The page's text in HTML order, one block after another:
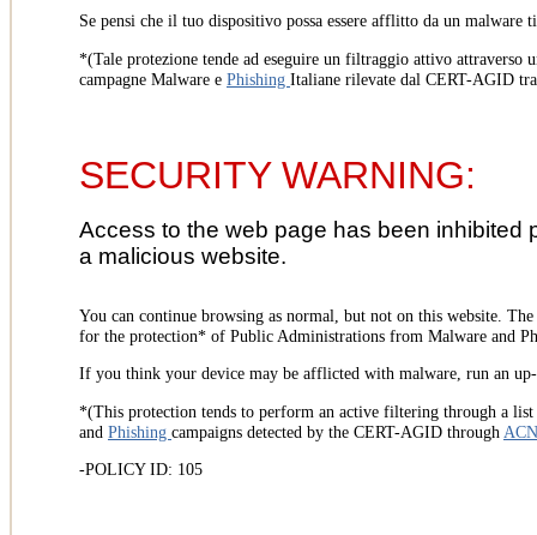
Se pensi che il tuo dispositivo possa essere afflitto da un
*(Tale protezione tende ad eseguire un filtraggio attivo
campagne Malware e Phishing Italiane rilevate dal CERT-AGID
SECURITY WARNING:
Access to the web page has been
a malicious website.
You can continue browsing as normal, but not on this website.
for the protection* of Public Administrations from Malware and
If you think your device may be afflicted with malware, run an
*(This protection tends to perform an active filtering through a
and Phishing campaigns detected by the CERT-AGID through
-POLICY ID: 105